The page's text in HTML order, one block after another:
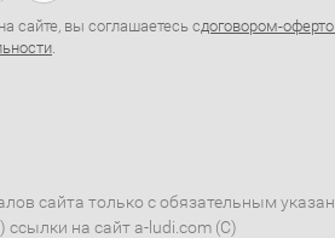
сайте, вы соглашаетесь сдоговором-
.
сайта только с обязательным
ссылки на сайт a-ludi.com (C)